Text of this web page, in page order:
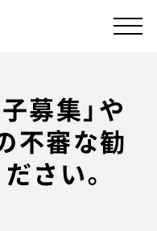
募集」や
不審な勧
さい。